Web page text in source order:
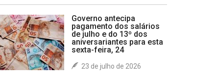
Governo antecipa
pagamento dos salários
de julho e do 13º dos
aniversariantes para esta
sexta-feira, 24
23 de julho de 2026